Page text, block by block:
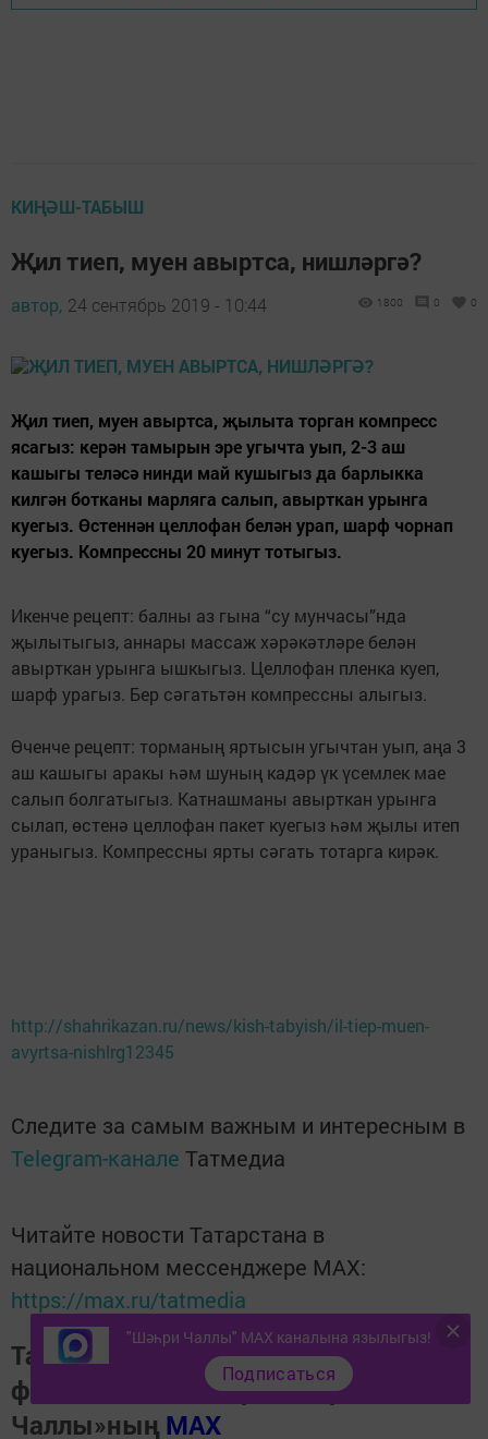
КИҢӘШ-ТАБЫШ
Җил тиеп, муен авыртса, нишләргә?
автор, 24 сентябрь 2019 - 10:44 1800 0 0
Җил тиеп, муен авыртса, җылыта торган компресс
ясагыз: керән тамырын эре угычта уып, 2-3 аш
кашыгы теләсә нинди май кушыгыз да барлыкка
килгән ботканы марляга салып, авырткан урынга
куегыз. Өстеннән целлофан белән урап, шарф чорнап
куегыз. Компрессны 20 минут тотыгыз.
Икенче рецепт: балны аз гына “су мунчасы”нда
җылытыгыз, аннары массаж хәрәкәтләре белән
авырткан урынга ышкыгыз. Целлофан пленка куеп,
шарф урагыз. Бер сәгатьтән компрессны алыгыз.
Өченче рецепт: торманың яртысын угычтан уып, аңа 3
аш кашыгы аракы һәм шуның кадәр үк үсемлек мае
салып болгатыгыз. Катнашманы авырткан урынга
сылап, өстенә целлофан пакет куегыз һәм җылы итеп
ураныгыз. Компрессны ярты сәгать тотарга кирәк.
http://shahrikazan.ru/news/kish-tabyish/il-tiep-muen-
avyrtsa-nishlrg12345
Следите за самым важным и интересным в
Telegram-канале Татмедиа
Читайте новости Татарстана в
национальном мессенджере MАХ:
https://max.ru/tatmedia
Тагы да кызыклырак яңалыклар,
фото һәм видеолар «Шәһри
Чаллы»ның MAX
"Шәһри Чаллы" MAX каналына язылыгыз!
Подписаться